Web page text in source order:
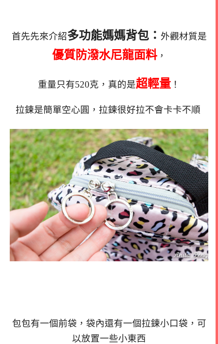
首先先來介紹多功能媽媽背包： 外觀材質是
優質防潑水尼龍面料，
重量只有520克，真的是超輕量 ！
拉鍊是簡單空心圓，拉鍊很好拉不會卡卡不順
包包有一個前袋，袋內還有一個拉鍊小口袋，可
以放置一些小東西